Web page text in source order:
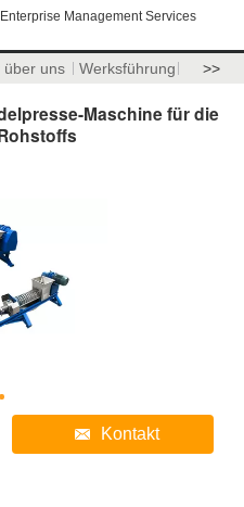
Management Services
über uns Werksführung >>
Maschine für die
Kontakt